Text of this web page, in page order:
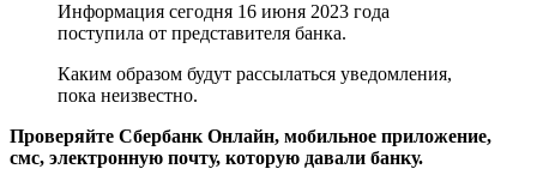
Информация сегодня 16 июня 2023 года
поступила от представителя банка.
Каким образом будут рассылаться уведомления,
пока неизвестно.
Проверяйте Сбербанк Онлайн, мобильное приложение,
смс, электронную почту, которую давали банку.